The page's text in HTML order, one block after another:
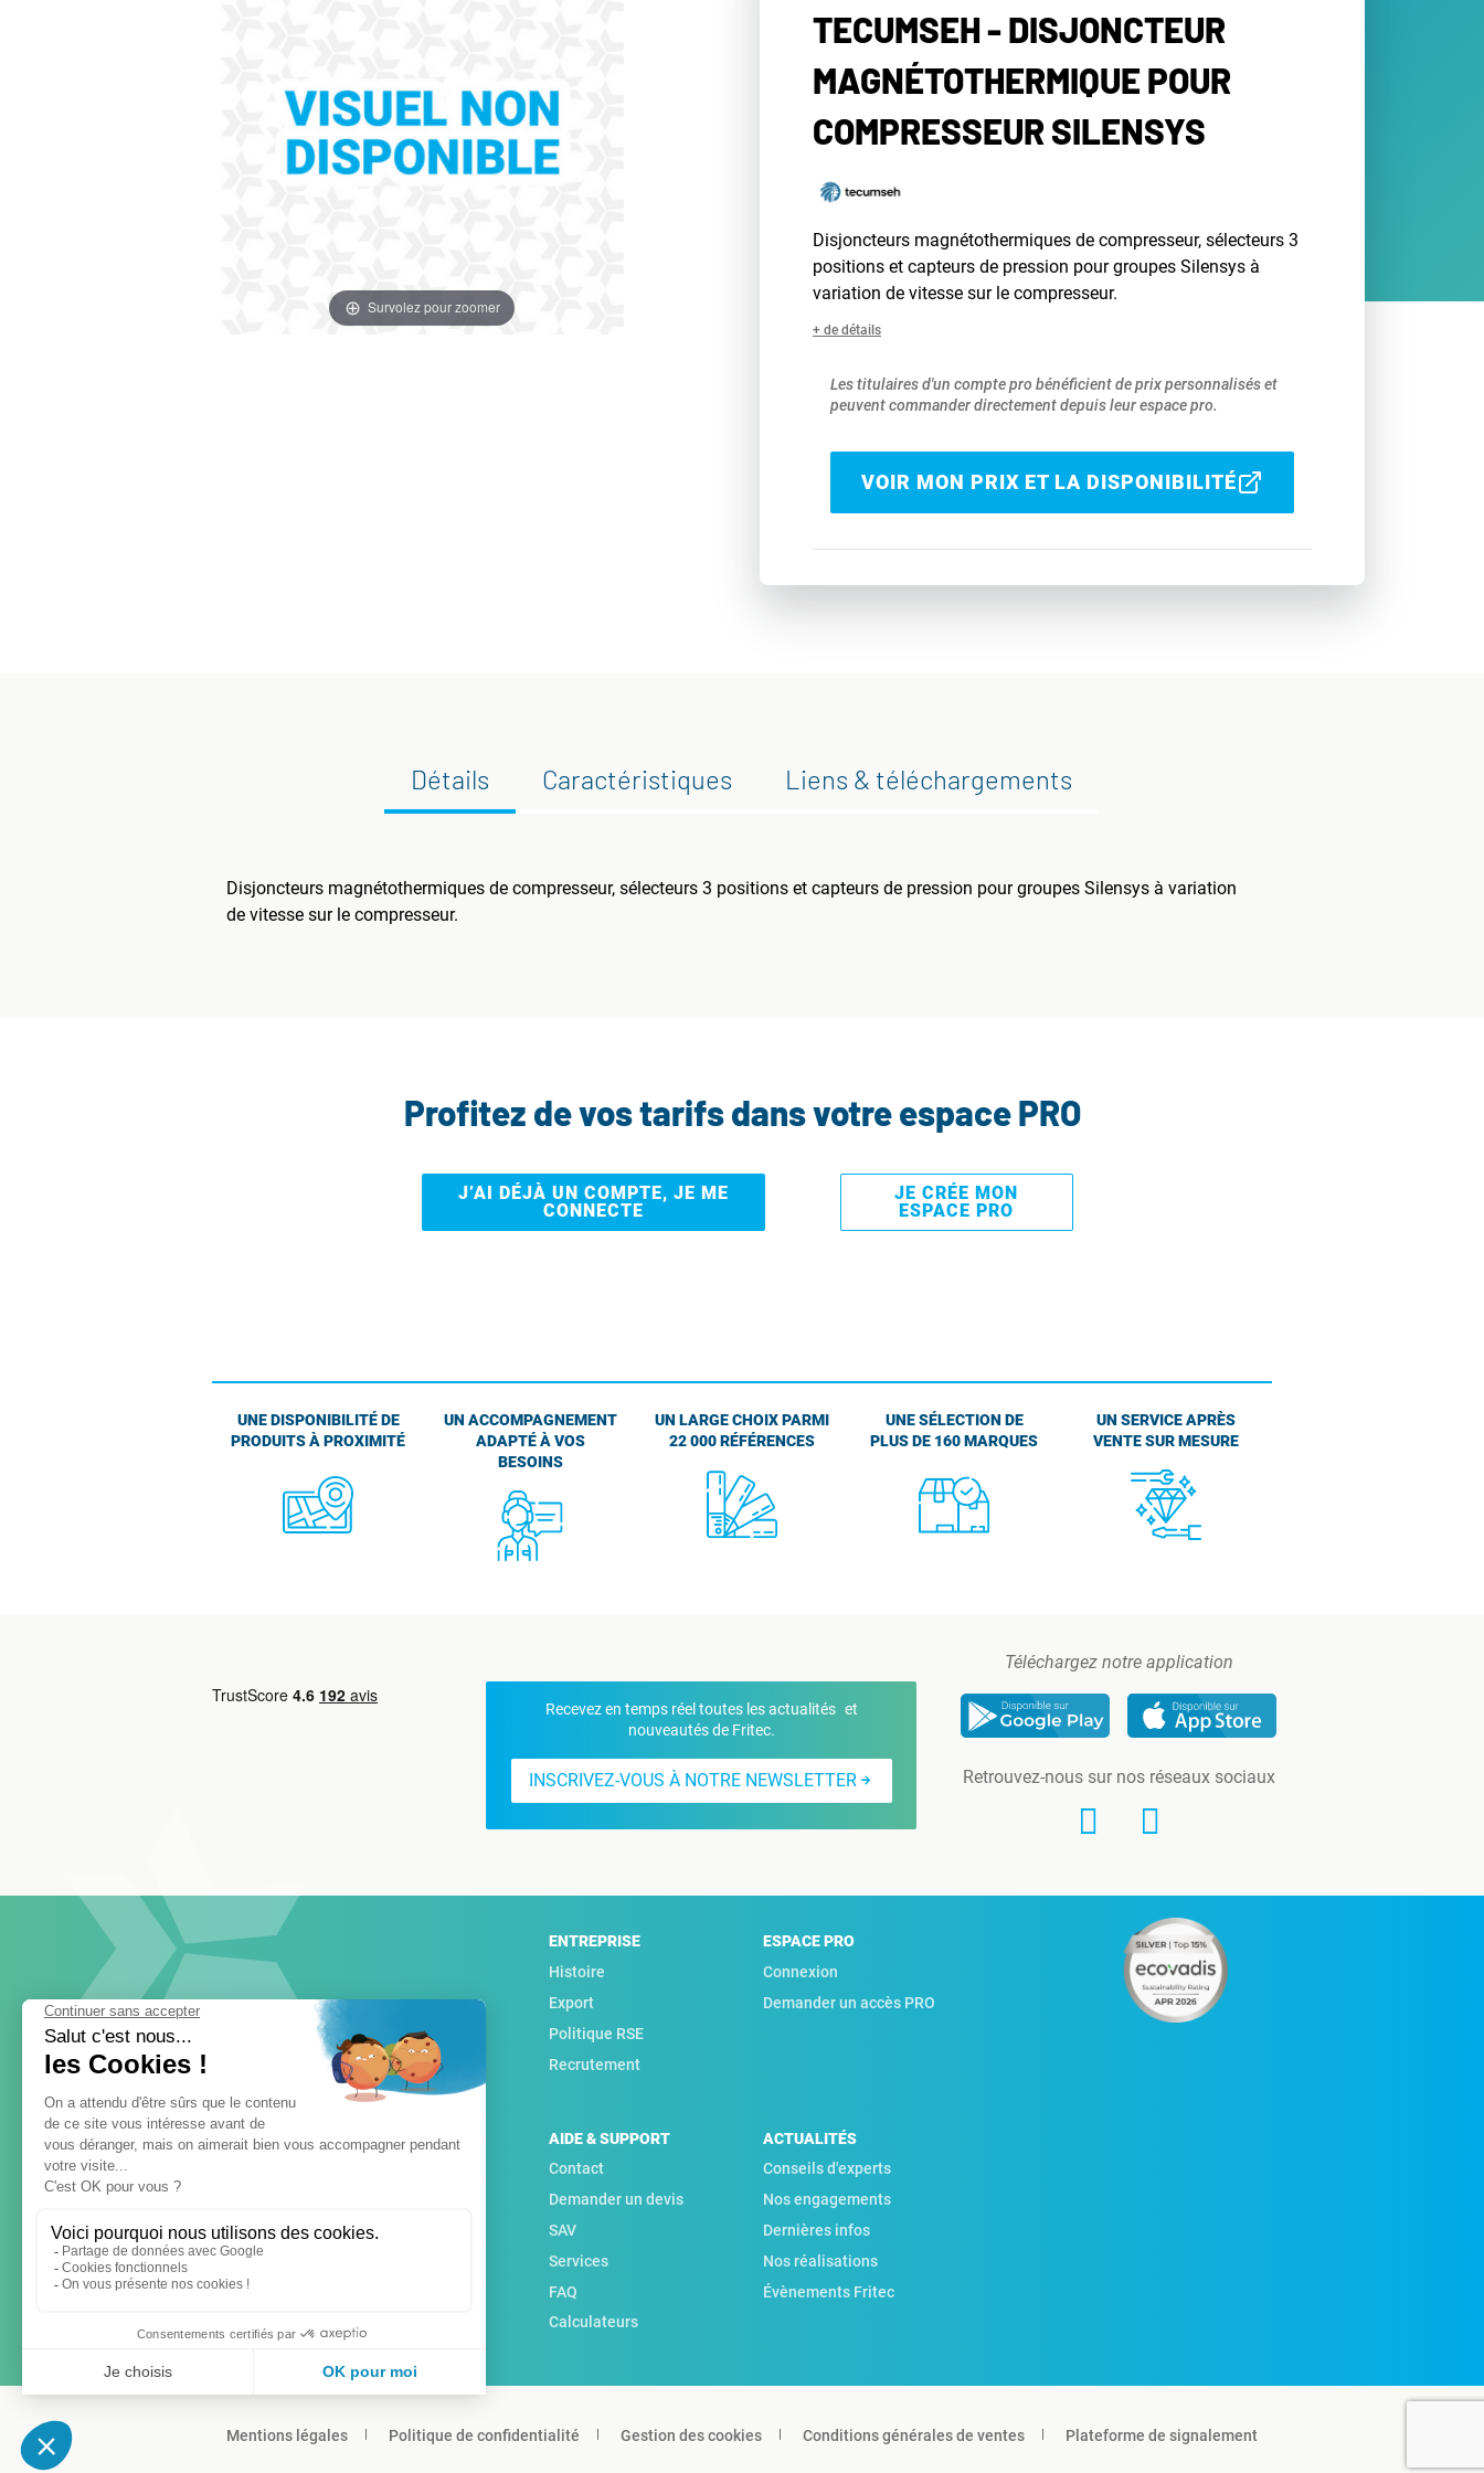
Survolez pour zoomer
TECUMSEH - DISJONCTEUR
MAGNÉTOTHERMIQUE POUR
COMPRESSEUR SILENSYS
Disjoncteurs magnétothermiques de compresseur, sélecteurs 3
positions et capteurs de pression pour groupes Silensys à
variation de vitesse sur le compresseur.
+ de détails
Les titulaires d'un compte pro bénéficient de prix personnalisés et
peuvent commander directement depuis leur espace pro.
VOIR MON PRIX ET LA DISPONIBILITÉ
Détails Caractéristiques Liens & téléchargements
Disjoncteurs magnétothermiques de compresseur, sélecteurs 3 positions et capteurs de pression pour groupes Silensys à variation
de vitesse sur le compresseur.
Profitez de vos tarifs dans votre espace PRO
J’AI DÉJÀ UN COMPTE, JE ME
CONNECTE
JE CRÉE MON
ESPACE PRO
UNE DISPONIBILITÉ DE
PRODUITS À PROXIMITÉ
UN ACCOMPAGNEMENT
ADAPTÉ À VOS
BESOINS
UN LARGE CHOIX PARMI
22 000 RÉFÉRENCES
UNE SÉLECTION DE
PLUS DE 160 MARQUES
UN SERVICE APRÈS
VENTE SUR MESURE
Recevez en temps réel toutes les actualités et
nouveautés de Fritec.
INSCRIVEZ-VOUS À NOTRE NEWSLETTER
Téléchargez notre application
Retrouvez-nous sur nos réseaux sociaux
ENTREPRISE
Histoire
Export
Politique RSE
Recrutement
ESPACE PRO
Connexion
Demander un accès PRO
AIDE & SUPPORT
Contact
Demander un devis
SAV
Services
FAQ
Calculateurs
ACTUALITÉS
Conseils d'experts
Nos engagements
Dernières infos
Nos réalisations
Évènements Fritec
Mentions légales Politique de confidentialité Gestion des cookies Conditions générales de ventes Plateforme de signalement